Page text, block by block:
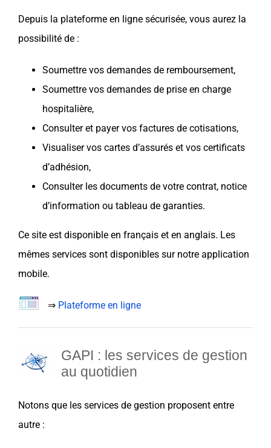
Depuis la plateforme en ligne sécurisée, vous aurez la
possibilité de :
Soumettre vos demandes de remboursement,
Soumettre vos demandes de prise en charge
hospitalière,
Consulter et payer vos factures de cotisations,
Visualiser vos cartes d’assurés et vos certificats
d’adhésion,
Consulter les documents de votre contrat, notice
d’information ou tableau de garanties.
Ce site est disponible en français et en anglais. Les
mêmes services sont disponibles sur notre application
mobile.
⇒ Plateforme en ligne
GAPI : les services de gestion
au quotidien
Notons que les services de gestion proposent entre
autre :